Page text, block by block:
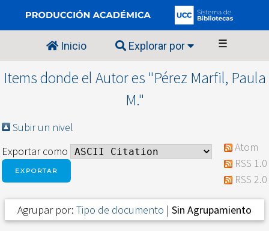
Inicio Explorar por ☰
Items donde el Autor es "Pérez Marfil, Paula
M."
Subir un nivel
Exportar como
Atom
RSS 1.0
RSS 2.0
Agrupar por: Tipo de documento | Sin Agrupamiento